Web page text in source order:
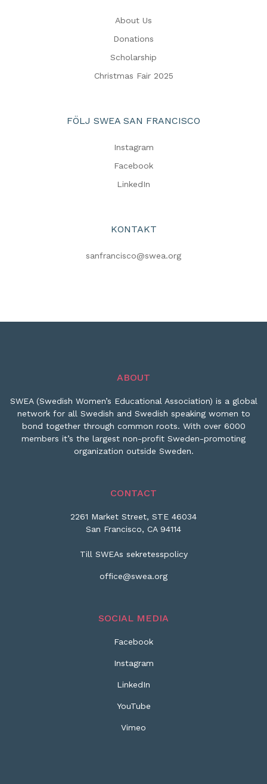
About Us
Donations
Scholarship
Christmas Fair 2025
FÖLJ SWEA SAN FRANCISCO
Instagram
Facebook
LinkedIn
KONTAKT
sanfrancisco@swea.org
ABOUT
SWEA (Swedish Women’s Educational Association) is a global
network for all Swedish and Swedish speaking women to
bond together through common roots. With over 6000
members it’s the largest non-profit Sweden-promoting
organization outside Sweden.
CONTACT
2261 Market Street, STE 46034
San Francisco, CA 94114
Till SWEAs sekretesspolicy
office@swea.org
SOCIAL MEDIA
Facebook
Instagram
LinkedIn
YouTube
Vimeo